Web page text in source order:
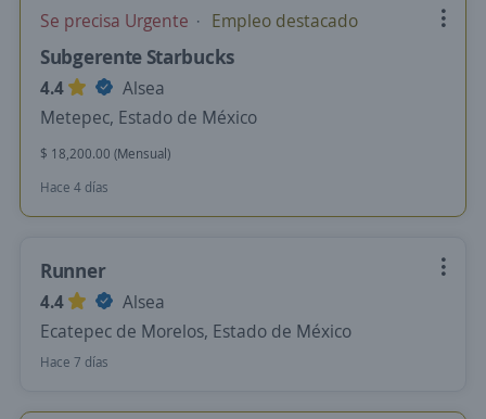
Se precisa Urgente Empleo destacado
Subgerente Starbucks
4.4
Alsea
Metepec, Estado de México
$ 18,200.00 (Mensual)
Hace 4 días
Runner
4.4
Alsea
Ecatepec de Morelos, Estado de México
Hace 7 días